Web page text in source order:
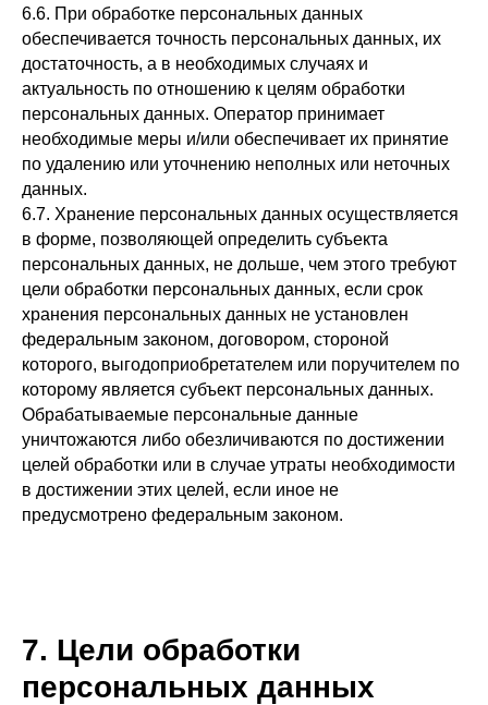
6.6. При обработке персональных данных
обеспечивается точность персональных данных, их
достаточность, а в необходимых случаях и
актуальность по отношению к целям обработки
персональных данных. Оператор принимает
необходимые меры и/или обеспечивает их принятие
по удалению или уточнению неполных или неточных
данных.
6.7. Хранение персональных данных осуществляется
в форме, позволяющей определить субъекта
персональных данных, не дольше, чем этого требуют
цели обработки персональных данных, если срок
хранения персональных данных не установлен
федеральным законом, договором, стороной
которого, выгодоприобретателем или поручителем по
которому является субъект персональных данных.
Обрабатываемые персональные данные
уничтожаются либо обезличиваются по достижении
целей обработки или в случае утраты необходимости
в достижении этих целей, если иное не
предусмотрено федеральным законом.
7. Цели обработки
персональных данных